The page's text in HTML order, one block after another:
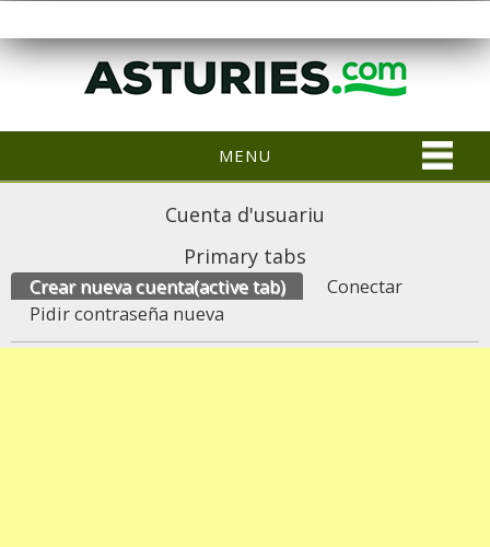
MENU
Cuenta d'usuariu
Primary tabs
Crear nueva cuenta(active tab)
Conectar
Pidir contraseña nueva